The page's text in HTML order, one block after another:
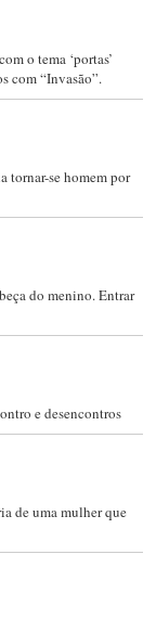
o tema ‘portas’
com “Invasão”.
tornar-se homem por
do menino. Entrar
e desencontros
de uma mulher que